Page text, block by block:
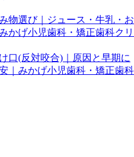
物選び｜ジュース・牛乳・お
かげ小児歯科・矯正歯科クリ
口(反対咬合)｜原因と早期に
｜みかげ小児歯科・矯正歯科